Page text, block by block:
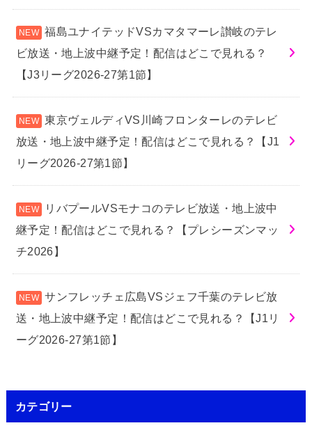
福島ユナイテッドVSカマタマーレ讃岐のテレ
ビ放送・地上波中継予定！配信はどこで見れる？
【J3リーグ2026-27第1節】
東京ヴェルディVS川崎フロンターレのテレビ
放送・地上波中継予定！配信はどこで見れる？【J1
リーグ2026-27第1節】
リバプールVSモナコのテレビ放送・地上波中
継予定！配信はどこで見れる？【プレシーズンマッ
チ2026】
サンフレッチェ広島VSジェフ千葉のテレビ放
送・地上波中継予定！配信はどこで見れる？【J1リ
ーグ2026-27第1節】
カテゴリー